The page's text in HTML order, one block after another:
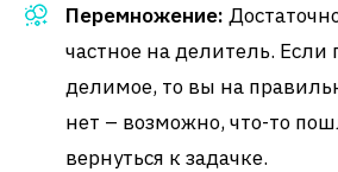
Перемножение:
частное на делитель. Если
делимое, то вы на
нет – возможно, что-то
вернуться к задачке.